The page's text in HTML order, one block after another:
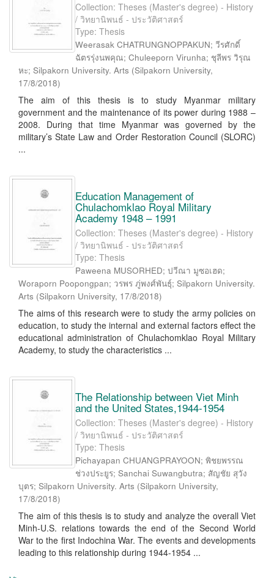
Collection: Theses (Master's degree) - History
/ วิทยานิพนธ์ - ประวัติศาสตร์
Type: Thesis
Weerasak CHATRUNGNOPPAKUN; วีรศักดิ์
ฉัตรรุ่งนพคุณ; Chuleeporn Virunha; ชุลีพร วิรุณ
หะ; Silpakorn University. Arts (Silpakorn University,
17/8/2018)
The aim of this thesis is to study Myanmar military
government and the maintenance of its power during 1988 –
2008. During that time Myanmar was governed by the
military’s State Law and Order Restoration Council (SLORC)
...
Education Management of
Chulachomklao Royal Military
Academy 1948 – 1991
Collection: Theses (Master's degree) - History
/ วิทยานิพนธ์ - ประวัติศาสตร์
Type: Thesis
Paweena MUSORHED; ปวีณา มูซอเฮด;
Woraporn Poopongpan; วรพร ภู่พงศ์พันธุ์; Silpakorn University.
Arts (Silpakorn University, 17/8/2018)
The aims of this research were to study the army policies on
education, to study the internal and external factors effect the
educational administration of Chulachomklao Royal Military
Academy, to study the characteristics ...
The Relationship between Viet Minh
and the United States,1944-1954
Collection: Theses (Master's degree) - History
/ วิทยานิพนธ์ - ประวัติศาสตร์
Type: Thesis
Pichayapan CHUANGPRAYOON; พิชยพรรณ
ช่วงประยูร; Sanchai Suwangbutra; สัญชัย สุวัง
บุตร; Silpakorn University. Arts (Silpakorn University,
17/8/2018)
The aim of this thesis is to study and analyze the overall Viet
Minh-U.S. relations towards the end of the Second World
War to the first Indochina War. The events and developments
leading to this relationship during 1944-1954 ...